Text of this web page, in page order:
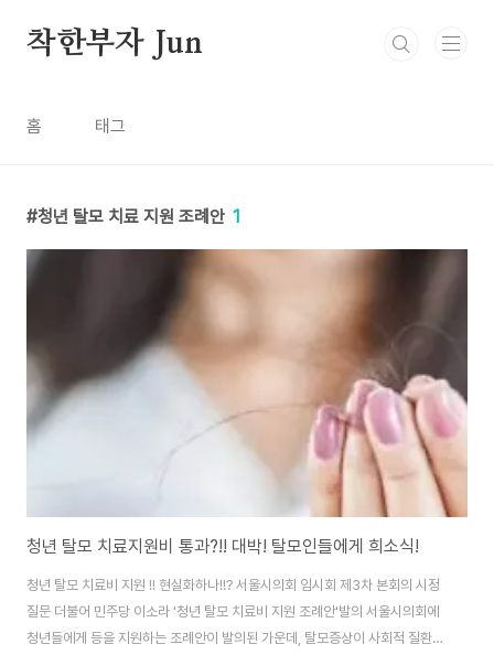
착한부자 Jun
홈 태그
청년 탈모 치료 지원 조례안 1
청년 탈모 치료지원비 통과?!! 대박! 탈모인들에게 희소식!
청년 탈모 치료비 지원 !! 현실화하나!!? 서울시의회 임시회 제3차 본회의 시정
질문 더불어 민주당 이소라 '청년 탈모 치료비 지원 조례안'발의 서울시의회에
청년들에게 등을 지원하는 조례안이 발의된 가운데, 탈모증상이 사회적 질환인